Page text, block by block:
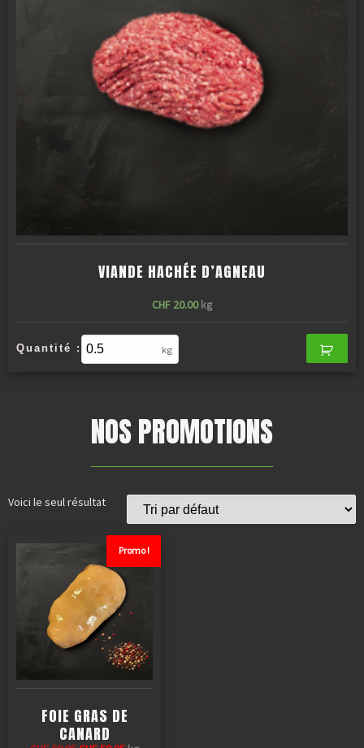
VIANDE HACHÉE D’AGNEAU
CHF20.00 kg
Quantité : kg
NOS PROMOTIONS
Voici le seul résultat
Promo !
FOIE GRAS DE
CANARD